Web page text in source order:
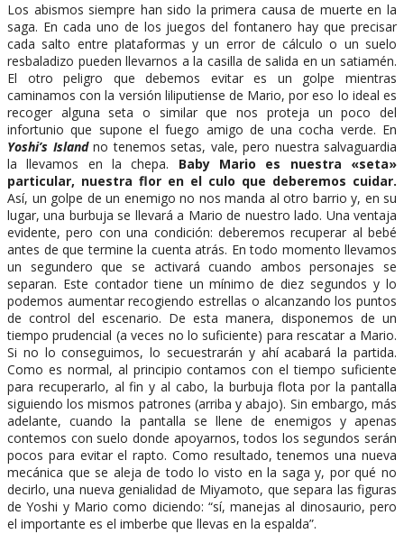
Los abismos siempre han sido la primera causa de muerte en la
saga. En cada uno de los juegos del fontanero hay que precisar
cada salto entre plataformas y un error de cálculo o un suelo
resbaladizo pueden llevarnos a la casilla de salida en un satiamén.
El otro peligro que debemos evitar es un golpe mientras
caminamos con la versión liliputiense de Mario, por eso lo ideal es
recoger alguna seta o similar que nos proteja un poco del
infortunio que supone el fuego amigo de una cocha verde. En
Yoshi’s Islandno tenemos setas, vale, pero nuestra salvaguardia
la llevamos en la chepa. Baby Mario es nuestra «seta»
particular, nuestra flor en el culo que deberemos cuidar.
Así, un golpe de un enemigo no nos manda al otro barrio y, en su
lugar, una burbuja se llevará a Mario de nuestro lado. Una ventaja
evidente, pero con una condición: deberemos recuperar al bebé
antes de que termine la cuenta atrás. En todo momento llevamos
un segundero que se activará cuando ambos personajes se
separan. Este contador tiene un mínimo de diez segundos y lo
podemos aumentar recogiendo estrellas o alcanzando los puntos
de control del escenario. De esta manera, disponemos de un
tiempo prudencial (a veces no lo suficiente) para rescatar a Mario.
Si no lo conseguimos, lo secuestrarán y ahí acabará la partida.
Como es normal, al principio contamos con el tiempo suficiente
para recuperarlo, al fin y al cabo, la burbuja flota por la pantalla
siguiendo los mismos patrones (arriba y abajo). Sin embargo, más
adelante, cuando la pantalla se llene de enemigos y apenas
contemos con suelo donde apoyarnos, todos los segundos serán
pocos para evitar el rapto. Como resultado, tenemos una nueva
mecánica que se aleja de todo lo visto en la saga y, por qué no
decirlo, una nueva genialidad de Miyamoto, que separa las figuras
de Yoshi y Mario como diciendo: “sí, manejas al dinosaurio, pero
el importante es el imberbe que llevas en la espalda”.